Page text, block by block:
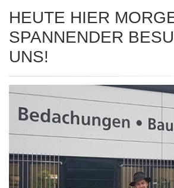
HEUTE HIER
SPANNENDER
UNS!